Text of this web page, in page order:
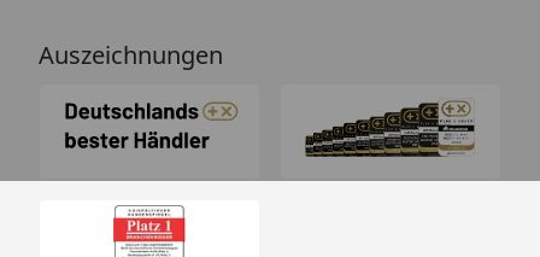
Auszeichnungen